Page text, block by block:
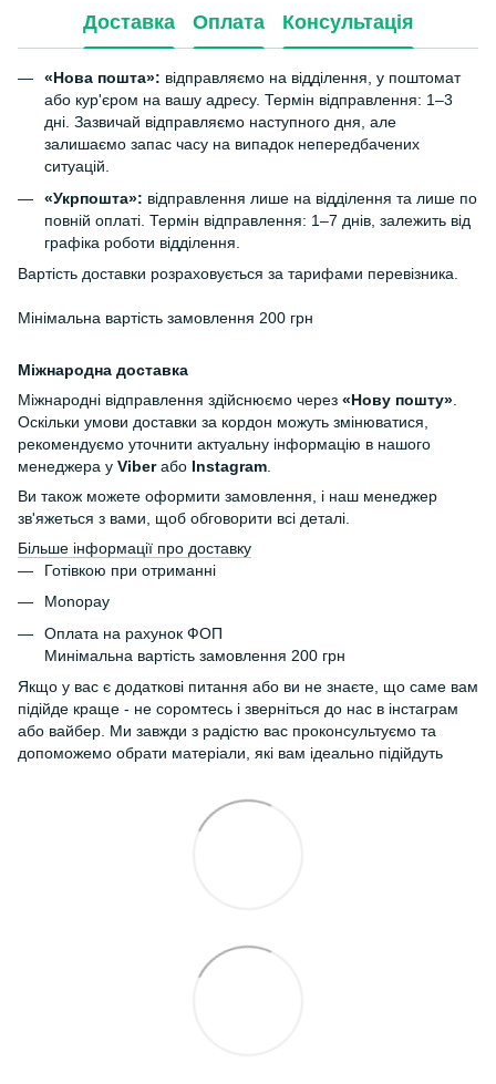
Доставка Оплата Консультація
«Нова пошта»: відправляємо на відділення, у поштомат
або кур'єром на вашу адресу. Термін відправлення: 1–3
дні. Зазвичай відправляємо наступного дня, але
залишаємо запас часу на випадок непередбачених
ситуацій.
«Укрпошта»: відправлення лише на відділення та лише по
повній оплаті. Термін відправлення: 1–7 днів, залежить від
графіка роботи відділення.
Вартість доставки розраховується за тарифами перевізника.
Мінімальна вартість замовлення 200 грн
Міжнародна доставка
Міжнародні відправлення здійснюємо через «Нову пошту»
Оскільки умови доставки за кордон можуть змінюватися,
рекомендуємо уточнити актуальну інформацію в нашого
менеджера у Viberабо Instagram
Ви також можете оформити замовлення, і наш менеджер
зв'яжеться з вами, щоб обговорити всі деталі.
Більше інформації про доставку
Готівкою при отриманні
Monopay
Оплата на рахунок ФОП
Минімальна вартість замовлення 200 грн
Якщо у вас є додаткові питання або ви не знаєте, що саме вам
підійде краще - не соромтесь і зверніться до нас в інстаграм
або вайбер. Ми завжди з радістю вас проконсультуємо та
допоможемо обрати матеріали, які вам ідеально підійдуть